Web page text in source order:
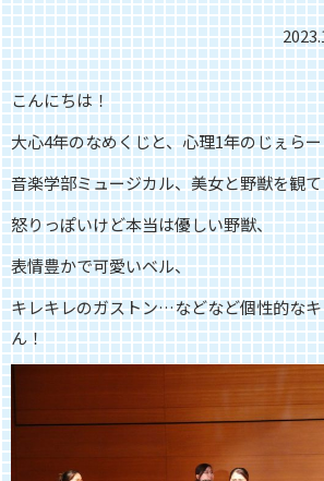
こんにちは！
大心4年のなめくじと、心理1年のじぇら
音楽学部ミュージカル、美女と野獣を観
怒りっぽいけど本当は優しい野獣、
表情豊かで可愛いベル、
キレキレのガストン…などなど個性的な
ん！